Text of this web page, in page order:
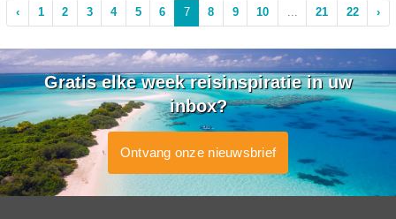
‹ 1 2 3 4 5 6 7 8 9 10 ... 21 22 ›
Gratis elke week reisinspiratie in uw
inbox?
Ontvang onze nieuwsbrief